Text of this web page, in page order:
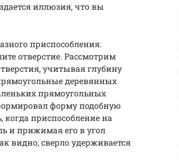
иллюзия, что вы
приспособления.
отверстие. Рассмотрим
учитывая глубину
деревянных
прямоугольных
форму подобную
когда приспособление на
и прижимая его в угол
видно, сверло удерживается